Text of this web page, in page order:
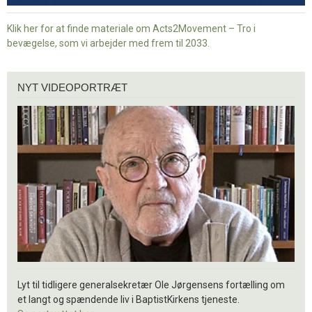
Klik her for at finde materiale om Acts2Movement – Tro i
bevægelse, som vi arbejder med frem til 2033.
videoportræt
NYT VIDEOPORTRÆT
Lyt til tidligere generalsekretær Ole Jørgensens fortælling om
et langt og spændende liv i BaptistKirkens tjeneste.